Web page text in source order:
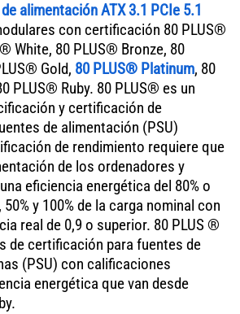
alimentación ATX 3.1 PCIe 5.1
con certificación 80 PLUS®
White, 80 PLUS® Bronze, 80
Gold, 80 PLUS® Platinum, 80
PLUS® Ruby. 80 PLUS® es un
y certificación de
de alimentación (PSU)
de rendimiento requiere que
de los ordenadores y
eficiencia energética del 80% o
50% y 100% de la carga nominal con
real de 0,9 o superior. 80 PLUS ®
de certificación para fuentes de
(PSU) con calificaciones
energética que van desde